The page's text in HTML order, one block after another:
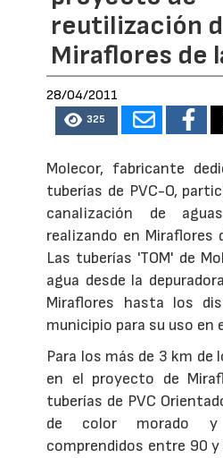
reutilización
Miraflores de
28/04/2011
325
Molecor, fabricante
tuberías de PVC-O,
canalización de
realizando en Miraflores
Las tuberías 'TOM' de
agua desde la
Miraflores hasta los
municipio para su uso en
Para los más de 3 km
en el proyecto de
tuberías de PVC
de color morado y
comprendidos entre 90